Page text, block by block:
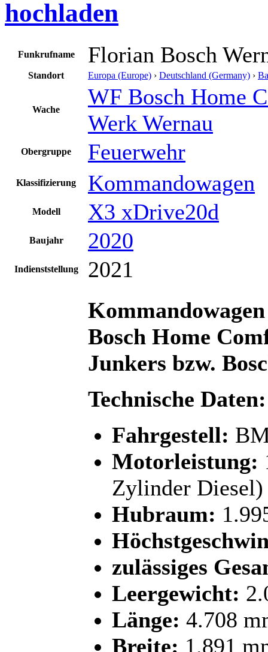
hochladen
Funkrufname Florian Bosch
Standort Europa (Europe) › Deutschland (Germany) ›
Wache
WF Bosch Home
Werk Wernau
Obergruppe Feuerwehr
Klassifizierung Kommandowagen
Modell X3 xDrive20d
Baujahr 2020
Indienststellung
2021
Bosch Home
Junkers bzw.
Technische Daten:
Fahrgestell:
Motorleistung:
Zylinder Diesel)
Hubraum:
zulässiges
Leergewicht:
Länge: 4.708
Breite: 1.891